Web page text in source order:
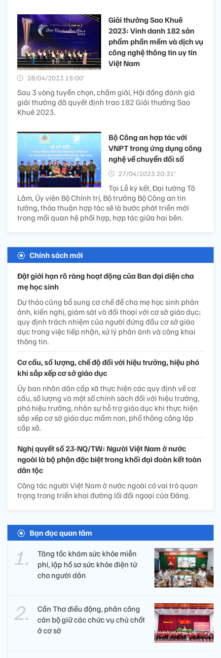
Giải thưởng Sao Khuê
2023: Vinh danh 182 sản
phẩm phần mềm và dịch vụ
công nghệ thông tin uy tín
Việt Nam
28/04/2023 15:00’
Sau 3 vòng tuyển chọn, chấm giải, Hội đồng đánh giá
giải thưởng đã quyết định trao 182 Giải thưởng Sao
Khuê 2023.
Bộ Công an hợp tác với
VNPT trong ứng dụng công
nghệ về chuyển đối số
27/04/2023 20:31’
Tại Lễ ký kết, Đại tướng Tô
Lâm, Ủy viên Bộ Chính trị, Bộ trưởng Bộ Công an tin
tưởng, thỏa thuận hợp tác sẽ là bước phát triển mới
trong mối quan hệ phối hợp, hợp tác giữa hai bên.
Chính sách mới
Đặt giới hạn rõ ràng hoạt động của Ban đại diện cha
mẹ học sinh
Dự thảo cũng bổ sung cơ chế để cha mẹ học sinh phản
ánh, kiến nghị, giám sát và đối thoại với cơ sở giáo dục;
quy định trách nhiệm của người đứng đầu cơ sở giáo
dục trong việc tiếp nhận, xử lý phản ánh và công khai
thông tin.
Cơ cấu, số lượng, chế độ đối với hiệu trưởng, hiệu phó
khi sắp xếp cơ sở giáo dục
Ủy ban nhân dân cấp xã thực hiện các quy định về cơ
cấu, số lượng và một số chính sách đối với hiệu trưởng,
phó hiệu trưởng, nhân sự hỗ trợ giáo dục khi thực hiện
sắp xếp cơ sở giáo dục mầm non, phổ thông công lập
cấp xã.
Nghị quyết số 23-NQ/TW: Người Việt Nam ở nước
ngoài là bộ phận đặc biệt trong khối đại đoàn kết toàn
dân tộc
Công tác người Việt Nam ở nước ngoài có vai trò quan
trọng trong triển khai đường lối đối ngoại của Đảng.
Bạn đọc quan tâm
Tăng tốc khám sức khỏe miễn
phí, lập hồ sơ sức khỏe điện tử
cho người dân
Cần Thơ điều động, phân công
cán bộ giữ các chức vụ chủ chốt
ở cơ sở